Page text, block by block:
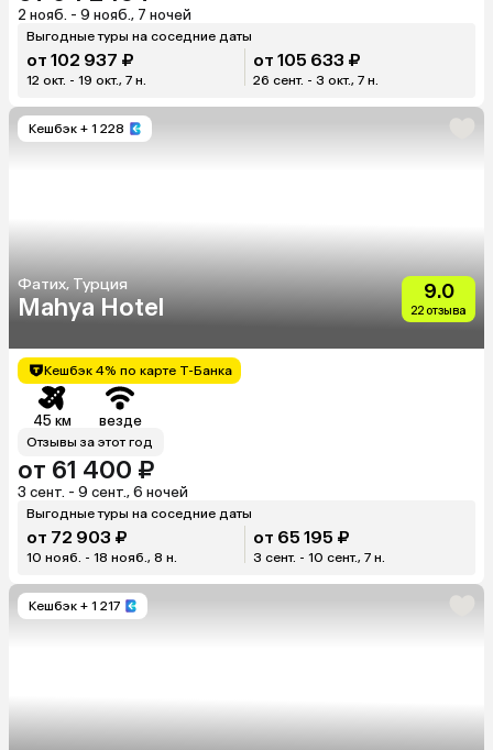
2 нояб. - 9 нояб., 7 ночей
Выгодные туры на соседние даты
от 102 937 ₽
12 окт. - 19 окт., 7 н.
от 105 633 ₽
26 сент. - 3 окт., 7 н.
Кешбэк + 1 228
Фатих, Турция
Mahya Hotel
9.0
22 отзыва
Кешбэк 4% по карте Т-Банка
45 км везде
Отзывы за этот год
от 61 400 ₽
3 сент. - 9 сент., 6 ночей
Выгодные туры на соседние даты
от 72 903 ₽
10 нояб. - 18 нояб., 8 н.
от 65 195 ₽
3 сент. - 10 сент., 7 н.
Кешбэк + 1 217